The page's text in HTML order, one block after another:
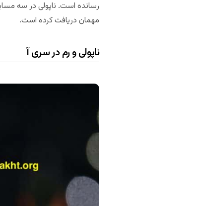
مهمان دریافت کرده است.
ناپولی و رم در سری آ